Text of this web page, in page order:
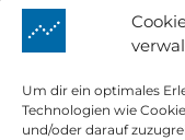
Um dir ein optimales
Technologien wie
und/oder darauf